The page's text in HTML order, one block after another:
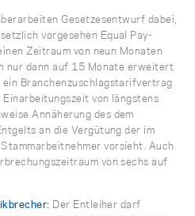
Gesetzesentwurf dabei,
vorgesehen Equal Pay-
Zeitraum von neun Monaten
nur dann auf 15 Monate erweitert
Branchenzuschlagstarifvertrag
von längstens
Annäherung des dem
an die Vergütung der im
vorsieht. Auch
von sechs auf
Der Entleiher darf